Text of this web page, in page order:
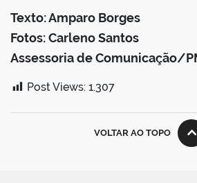
Texto: Amparo Borges
Fotos: Carleno Santos
Assessoria de Comunicação/
Post Views: 1.307
VOLTAR AO TOPO